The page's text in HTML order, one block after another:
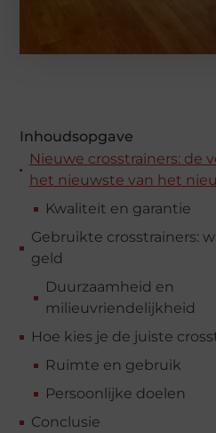
Inhoudsopgave
Nieuwe crosstrainers: de
het nieuwste van het
Kwaliteit en garantie
Gebruikte crosstrainers:
geld
Duurzaamheid en
milieuvriendelijkheid
Hoe kies je de juiste
Ruimte en gebruik
Persoonlijke doelen
Conclusie